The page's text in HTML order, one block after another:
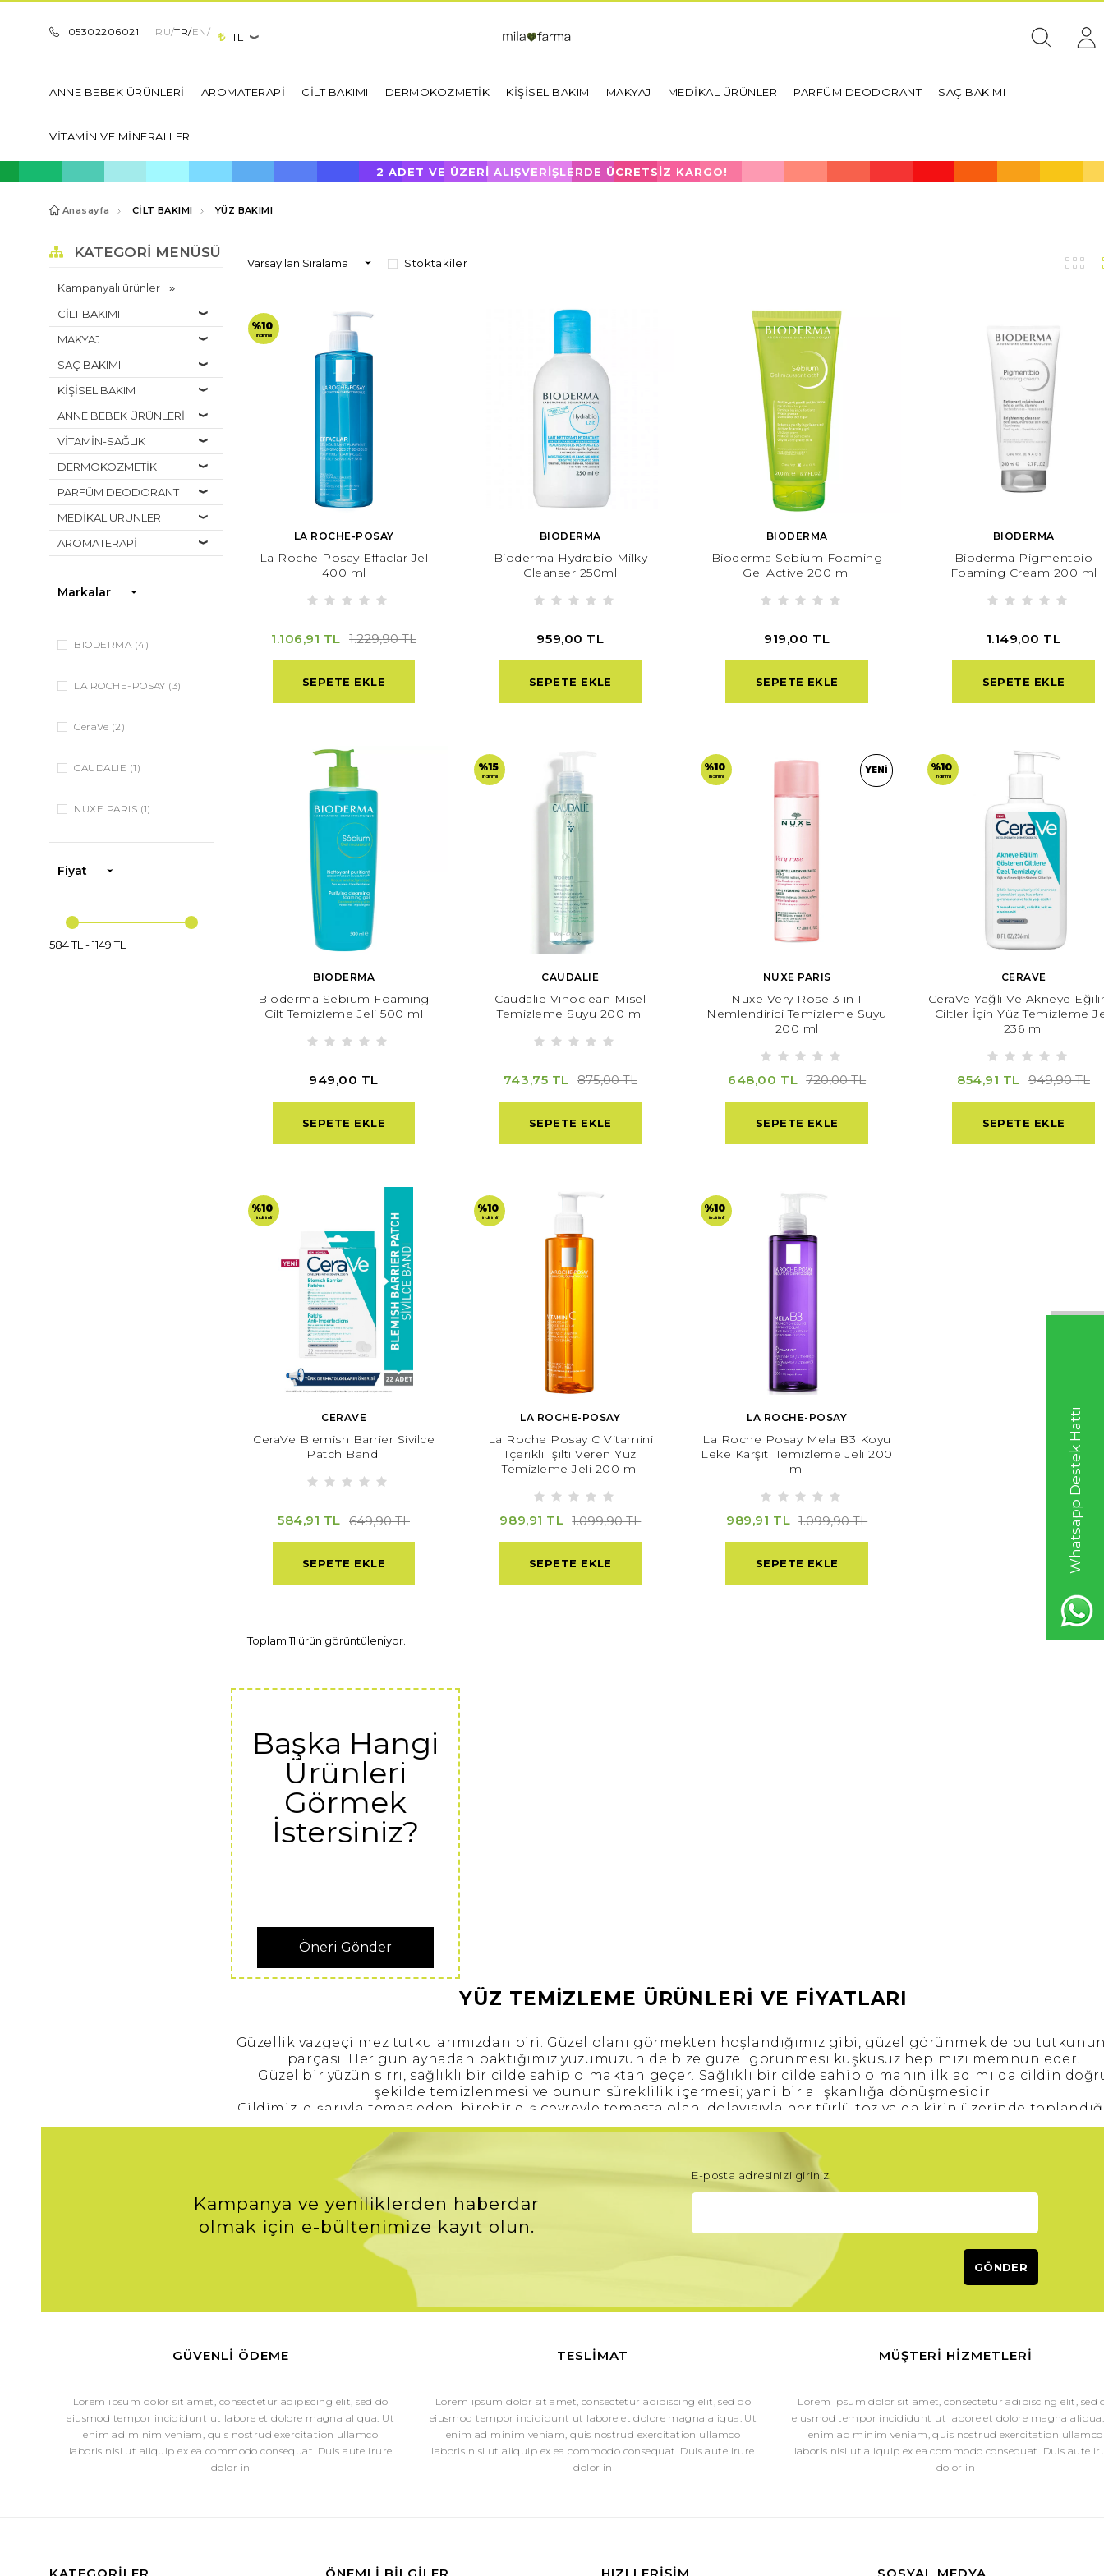
Whatsapp Destek Hattı
05302206021 RU/TR/EN/ TL
ANNE BEBEK ÜRÜNLERİ AROMATERAPİ CİLT BAKIMI DERMOKOZMETİK KİŞİSEL BAKIM MAKYAJ MEDİKAL ÜRÜNLER PARFÜM DEODORANT SAÇ BAKIMI
VİTAMİN VE MİNERALLER
2 ADET VE ÜZERİ ALIŞVERİŞLERDE ÜCRETSİZ KARGO!
Anasayfa CİLT BAKIMI YÜZ BAKIMI
KATEGORI MENÜSÜ
Kampanyalı ürünler
CİLT BAKIMI
MAKYAJ
SAÇ BAKIMI
KİŞİSEL BAKIM
ANNE BEBEK ÜRÜNLERİ
VİTAMİN-SAĞLIK
DERMOKOZMETİK
PARFÜM DEODORANT
MEDİKAL ÜRÜNLER
AROMATERAPİ
Markalar
BIODERMA (4)
LA ROCHE-POSAY (3)
CeraVe (2)
CAUDALIE (1)
NUXE PARIS (1)
Fiyat
584 TL -1149 TL
Stoktakiler
%10
indirimli
LA ROCHE-POSAY
La Roche Posay Effaclar Jel
400 ml
1.106,91 TL 1.229,90 TL
SEPETE EKLE
BIODERMA
Bioderma Hydrabio Milky
Cleanser 250ml
959,00 TL
SEPETE EKLE
BIODERMA
Bioderma Sebium Foaming
Gel Active 200 ml
919,00 TL
SEPETE EKLE
BIODERMA
Bioderma Pigmentbio
Foaming Cream 200 ml
1.149,00 TL
SEPETE EKLE
BIODERMA
Bioderma Sebium Foaming
Cilt Temizleme Jeli 500 ml
949,00 TL
SEPETE EKLE
%15
indirimli
CAUDALIE
Caudalie Vinoclean Misel
Temizleme Suyu 200 ml
743,75 TL 875,00 TL
SEPETE EKLE
%10
indirimli
YENI
NUXE PARIS
Nuxe Very Rose 3 in 1
Nemlendirici Temizleme Suyu
200 ml
648,00 TL 720,00 TL
SEPETE EKLE
%10
indirimli
CERAVE
CeraVe Yağlı Ve Akneye
Ciltler İçin Yüz Temizleme
236 ml
854,91 TL 949,90 TL
SEPETE EKLE
%10
indirimli
CERAVE
CeraVe Blemish Barrier Sivilce
Patch Bandı
584,91 TL 649,90 TL
SEPETE EKLE
%10
indirimli
LA ROCHE-POSAY
La Roche Posay C Vitamini
Içerikli Işıltı Veren Yüz
Temizleme Jeli 200 ml
989,91 TL 1.099,90 TL
SEPETE EKLE
%10
indirimli
LA ROCHE-POSAY
La Roche Posay Mela B3 Koyu
Leke Karşıtı Temizleme Jeli 200
ml
989,91 TL 1.099,90 TL
SEPETE EKLE
Toplam 11 ürün görüntüleniyor.
Başka Hangi
Ürünleri
Görmek
İstersiniz?
Öneri Gönder
YÜZ TEMİZLEME ÜRÜNLERİ VE FİYATLARI
Güzellik vazgeçilmez tutkularımızdan biri. Güzel olanı görmekten hoşlandığımız gibi, güzel görünmek de bu
parçası. Her gün aynadan baktığımız yüzümüzün de bize güzel görünmesi kuşkusuz hepimizi memnun eder.
Güzel bir yüzün sırrı, sağlıklı bir cilde sahip olmaktan geçer. Sağlıklı bir cilde sahip olmanın ilk adımı da cildin
şekilde temizlenmesi ve bunun süreklilik içermesi; yani bir alışkanlığa dönüşmesidir.
Cildimiz, dışarıyla temas eden, birebir dış çevreyle temasta olan, dolayısıyla her türlü toz ya da kirin üzerinde
dış tabakamızdır.
Bunca toz ve kirin buluştuğu cildin temizlenmesi hem sağlık açısından hem de parlak bir cilde sahip olmak
elzemdir. Böylece tıkanan gözenekler temizlenir ve akne oluşumu engellenir.
Doğru yüz temizliğinde yapılması gereken ilk adım
günlük yüz temizlemerutininin aksatılmamasıdır. Yüzünüzü ılık
sabah ve akşam mutlaka yıkanmalıdır. Sonraki adım cilt tipinize uygun seçimlerle cilt temizliği uygulamak ve
cildinize uygun nemlendiricilerle cildi nemlendirmektir.
Eğer Yağlı Bir Cilde Sahipseniz Ne Yapmalısınız?
Yağlı bir cildin handikabı sivilce oluşumuyla karşı karşıya kalmaktır. Sivilce ve akne oluşumunu engellemek için,
kullanmak gerekir.
La Roche – Posay Effaclar Mikro Peeling jel
yağlı ciltler için yüz temizlemejeli önerileri arasına alacağımız bir
Akneye meyilli ve yağlı bir cilde sahipseniz, rahatlıkla tercih edebileceğinizLa Roche Posey Effaclar yüz temizleme
Yağlı cildin temizliğinden sonra yapılacak diğer şey, yağlı cilt tipine uygun nemlendirici kullanmaktır. 125,91 tl
olan, yağlı ve hassas ciltler için uygun olan La Rohce Posay Effaclar
mat krem, sebum üretimini yavaşlatarak, sivilce
Kuru Bir Cilde Sahipseniz Yüz Bakımı Nasıl Olmalı?
Yağlı ciltlerin aksine kuru ciltlerin yağ üretimi normalin altındadır. Bu da cildin mat görünmesine sebep olur ve
ciltte pullanma ve döküntü oluşmasına neden olur.
Kuru bir cilde sahipseniz,
kuru ciltler için yüz temizleme jeli
, alkolsüz tonik ve yağ depolayıcı nemlendiriciler
Kızarma ve pullanma gibi sorunlarla karşılaşan hassas ciltler için yüz temizleme jeli önerileri arasına konulabilecek
Kampanya ve yeniliklerden haberdar
olmak için e-bültenimize kayıt olun.
E-posta adresinizi giriniz.
GÜVENLI ÖDEME
Lorem ipsum dolor sit amet, consectetur adipiscing elit, sed do
eiusmod tempor incididunt ut labore et dolore magna aliqua. Ut
enim ad minim veniam, quis nostrud exercitation ullamco
laboris nisi ut aliquip ex ea commodo consequat. Duis aute irure
dolor in
TESLIMAT
Lorem ipsum dolor sit amet, consectetur adipiscing elit, sed do
eiusmod tempor incididunt ut labore et dolore magna aliqua. Ut
enim ad minim veniam, quis nostrud exercitation ullamco
laboris nisi ut aliquip ex ea commodo consequat. Duis aute irure
dolor in
MÜŞTERI HIZMETLERI
Lorem ipsum dolor sit amet, consectetur adipiscing elit, sed
eiusmod tempor incididunt ut labore et dolore magna
enim ad minim veniam, quis nostrud exercitation ullamco
laboris nisi ut aliquip ex ea commodo consequat. Duis aute
dolor in